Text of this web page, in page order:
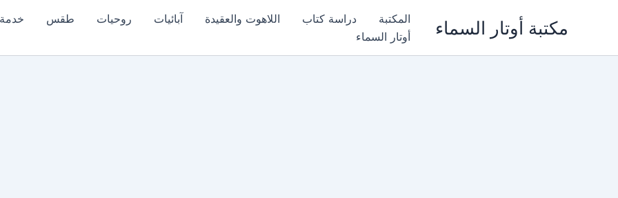
مكتبة أوتار السماء المكتبة دراسة كتاب اللاهوت والعقيدة آبائيات روحيات طقس خدمة
أوتار السماء